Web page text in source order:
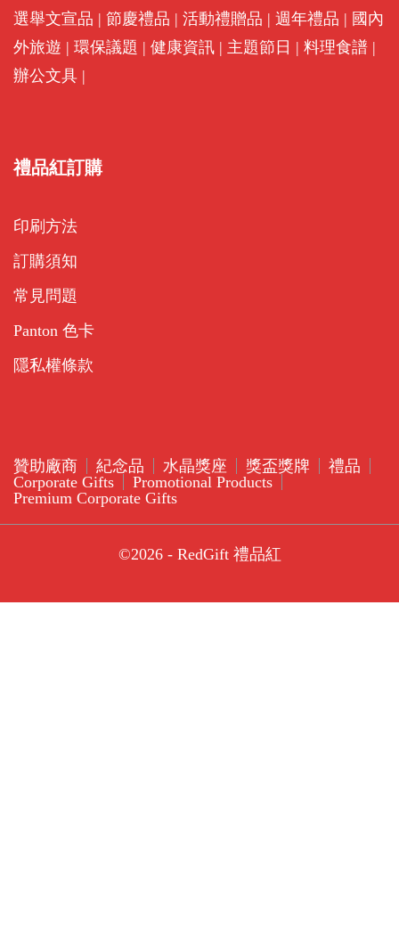
選舉文宣品 | 節慶禮品 | 活動禮贈品 | 週年禮品 | 國內
外旅遊 | 環保議題 | 健康資訊 | 主題節日 | 料理食譜 |
辦公文具 |
禮品紅訂購
印刷方法
訂購須知
常見問題
Panton 色卡
隱私權條款
贊助廠商 紀念品 水晶獎座 獎盃獎牌
禮品
Corporate Gifts
Promotional Products
Premium Corporate Gifts
©2026 - RedGift 禮品紅